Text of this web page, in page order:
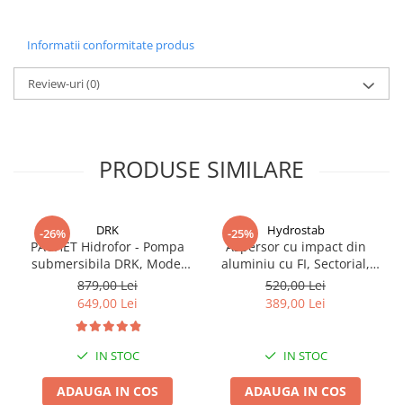
Informatii conformitate produs
Review-uri(0)
PRODUSE SIMILARE
-26% DRK
PACHET Hidrofor - Pompa
submersibila DRK, Model
4STM4-8, putere 1.8 kW,
debit 5m3/h, 8 turbine +
Presostat electronic DRK,
Model PC-58, 1kW, 220 V, 10
Bar
879,00 Lei
649,00 Lei
IN STOC
ADAUGA IN COS
-25% Hydrostab
Aspersor cu impact din
aluminiu cu FI, Sectorial,
debit 3.7-14.2, Presiune 1.5-
5 bar
520,00 Lei
389,00 Lei
IN STOC
ADAUGA IN COS